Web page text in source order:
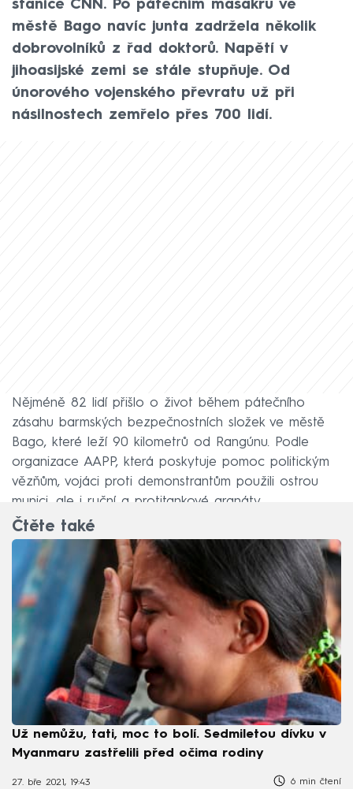
stanice CNN. Po pátečním masakru ve
městě Bago navíc junta zadržela několik
dobrovolníků z řad doktorů. Napětí v
jihoasijské zemi se stále stupňuje. Od
únorového vojenského převratu už při
násilnostech zemřelo přes 700 lidí.
Nějméně 82 lidí přišlo o život během pátečního
zásahu barmských bezpečnostních složek ve městě
Bago, které leží 90 kilometrů od Rangúnu. Podle
organizace AAPP, která poskytuje pomoc politickým
vězňům, vojáci proti demonstrantům použili ostrou
munici, ale i ruční a protitankové granáty.
Čtěte také
Už nemůžu, tati, moc to bolí. Sedmiletou dívku v
Myanmaru zastřelili před očima rodiny
27. bře 2021, 19:43 6 min čtení